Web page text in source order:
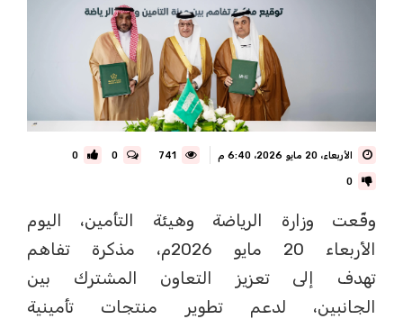
الأربعاء، 20 مايو 2026، 6:40 م 0
0
0
وقّعت وزارة الرياضة وهيئة التأمين، اليوم
الأربعاء 20 مايو 2026م، مذكرة تفاهم
تهدف إلى تعزيز التعاون المشترك بين
الجانبين، لدعم تطوير منتجات تأمينية